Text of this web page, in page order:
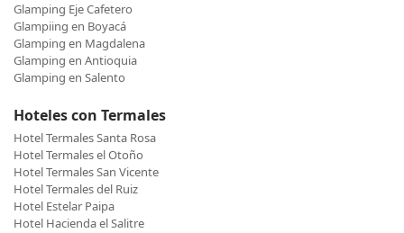
Glamping Eje Cafetero
Glampiing en Boyacá
Glamping en Magdalena
Glamping en Antioquia
Glamping en Salento
Hoteles con Termales
Hotel Termales Santa Rosa
Hotel Termales el Otoño
Hotel Termales San Vicente
Hotel Termales del Ruiz
Hotel Estelar Paipa
Hotel Hacienda el Salitre